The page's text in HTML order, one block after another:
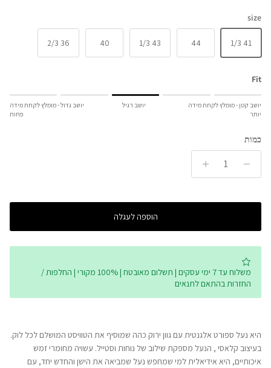
size
41 1/3
44
43 1/3
40
36 2/3
Fit
Rating of 1 means יושב קטן - מומלץ לקחת מידה יותר.
Middle rating means יושב רגיל.
The rating of this product for "" is 3.
יושב קטן - מומלץ לקחת מידה
יותר
יושב רגיל
יושב גדול - מומלץ לקחת מידה
פחות
כמות
הוספה לעגלה
משלוח עד 7 ימי עסקים | תשלום מאובטח | 100% מקורי | החלפות /
החזרות בהתאם לתנאים
היא נעל ספורט אלגנטית עם גוון ירוק כהה שמוסיף את הטוויסט המושלם לכל לוק.
בעיצוב קלאסי , הנעל מספקת שילוב של נוחות וסטייל. עשויה מחומרי זמש
איכותיים, היא אידיאלית למי שמחפש נעל שמביאה את הישן והחדש יחד, עם